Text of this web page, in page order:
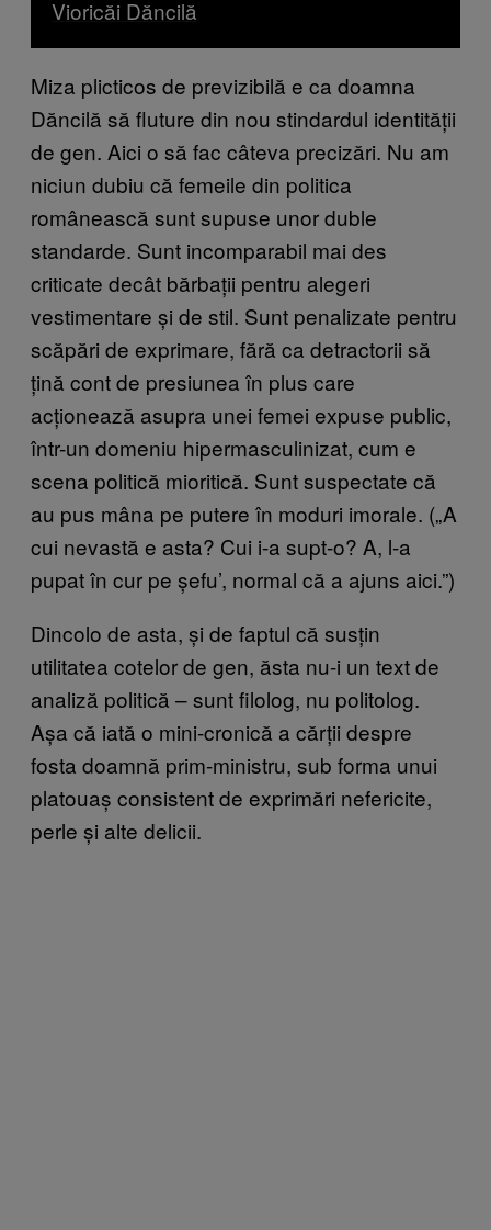
Vioricăi Dăncilă
Miza plicticos de previzibilă e ca doamna
Dăncilă să fluture din nou stindardul identității
de gen. Aici o să fac câteva precizări. Nu am
niciun dubiu că femeile din politica
românească sunt supuse unor duble
standarde. Sunt incomparabil mai des
criticate decât bărbații pentru alegeri
vestimentare și de stil. Sunt penalizate pentru
scăpări de exprimare, fără ca detractorii să
țină cont de presiunea în plus care
acționează asupra unei femei expuse public,
într-un domeniu hipermasculinizat, cum e
scena politică mioritică. Sunt suspectate că
au pus mâna pe putere în moduri imorale. („A
cui nevastă e asta? Cui i-a supt-o? A, l-a
pupat în cur pe șefu’, normal că a ajuns aici.”)
Dincolo de asta, și de faptul că susțin
utilitatea cotelor de gen, ăsta nu-i un text de
analiză politică – sunt filolog, nu politolog.
Așa că iată o mini-cronică a cărții despre
fosta doamnă prim-ministru, sub forma unui
platouaș consistent de exprimări nefericite,
perle și alte delicii.